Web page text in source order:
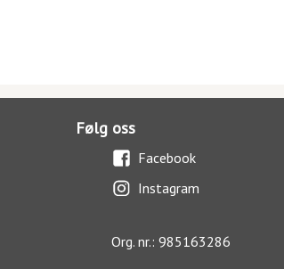
Følg oss
Facebook
Instagram
Org. nr.: 985163286